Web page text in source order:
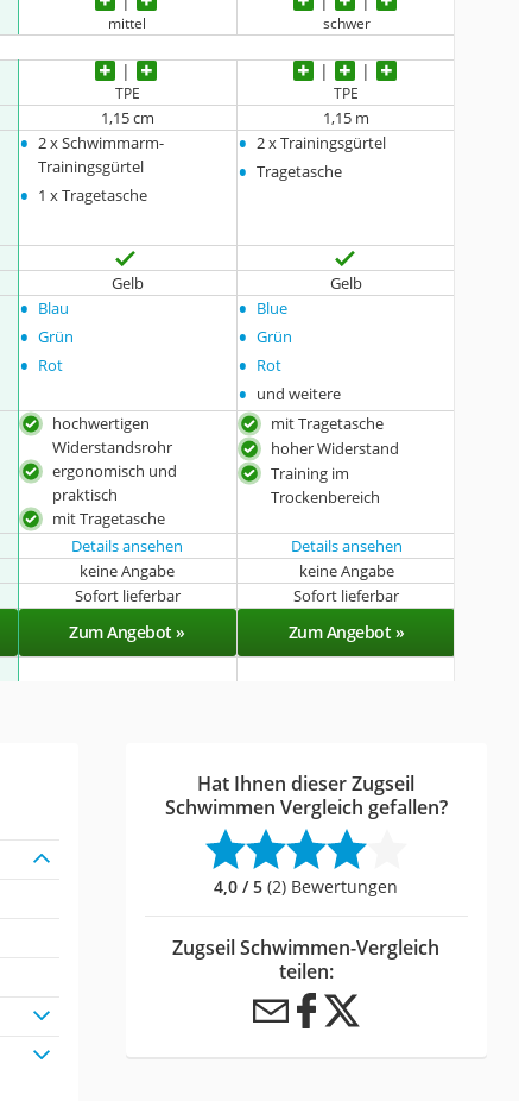
mittel schwer
TPE TPE
1,15 cm 1,15 m
• 2 x Schwimmarm-
Trainingsgürtel
• 1 x Tragetasche
• 2 x Trainingsgürtel
• Tragetasche
Gelb Gelb
• Blau
• Grün
• Rot
• Blue
• Grün
• Rot
• und weitere
hochwertigen
Widerstandsrohr
ergonomisch und
praktisch
mit Tragetasche
mit Tragetasche
hoher Widerstand
Training im
Trockenbereich
Details ansehen
Details ansehen
keine Angabe
keine Angabe
Sofort lieferbar
Sofort lieferbar
Zum Angebot » Zum Angebot »
Hat Ihnen dieser Zugseil
Schwimmen Vergleich gefallen?
4,0 / 5 (2) Bewertungen
Zugseil Schwimmen-Vergleich
teilen: